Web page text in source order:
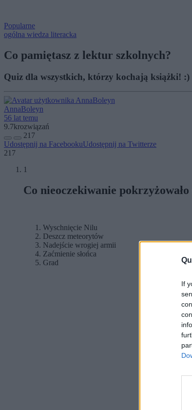
If
Popularne
ogólna wiedza literacka
Co pamiętasz z lektur szkolnych?
Quiz dla wszystkich, którzy kochają książki! :)
AnnaBoleyn
56 lat temu
9.7krozwiązań
217
Udostępnij na FacebookuUdostępnij na Twitterze
217
1
Co nieoczekiwanie
Wyschnięcie Nilu
Deszcz meteorytów
Nadejście wrogiej armii
Zaćmienie słońca
Grad